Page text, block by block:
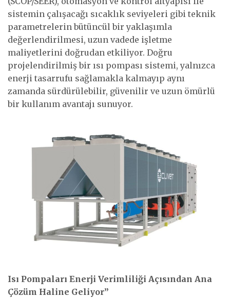
sistemin çalışacağı sıcaklık seviyeleri gibi teknik
parametrelerin bütüncül bir yaklaşımla
değerlendirilmesi, uzun vadede işletme
maliyetlerini doğrudan etkiliyor. Doğru
projelendirilmiş bir ısı pompası sistemi, yalnızca
enerji tasarrufu sağlamakla kalmayıp aynı
zamanda sürdürülebilir, güvenilir ve uzun ömürlü
bir kullanım avantajı sunuyor.
Isı Pompaları Enerji Verimliliği Açısından Ana
Çözüm Haline Geliyor”